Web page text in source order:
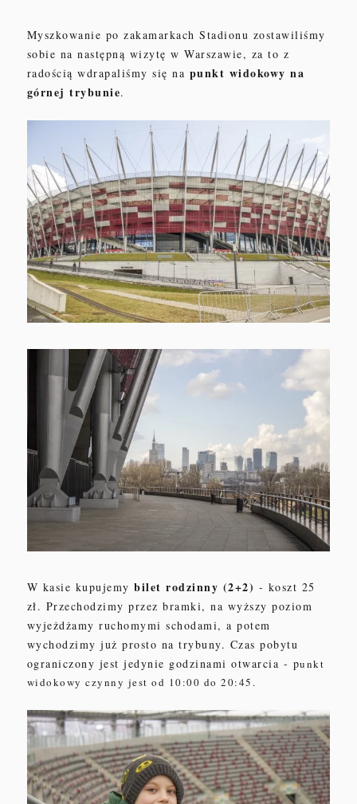
Myszkowanie po zakamarkach Stadionu zostawiliśmy
sobie na następną wizytę w Warszawie, za to z
radością wdrapaliśmy się na punkt widokowy na
górnej trybunie.
W kasie kupujemybilet rodzinny (2+2) - koszt 25
zł. Przechodzimy przez bramki, na wyższy poziom
wyjeżdżamy ruchomymi schodami, a potem
wychodzimy już prosto na trybuny. Czas pobytu
ograniczony jest jedynie godzinami otwarcia - punkt
widokowy czynny jest od 10:00 do 20:45.